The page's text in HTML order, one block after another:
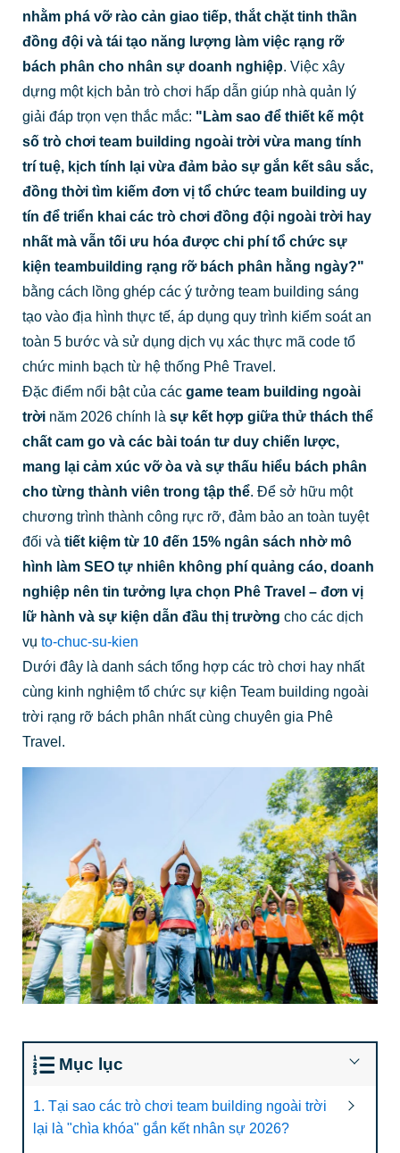
nhằm phá vỡ rào cản giao tiếp, thắt chặt tinh thần
đồng đội và tái tạo năng lượng làm việc rạng rỡ
bách phân cho nhân sự doanh nghiệp. Việc xây
dựng một kịch bản trò chơi hấp dẫn giúp nhà quản lý
giải đáp trọn vẹn thắc mắc: "Làm sao để thiết kế một
số trò chơi team building ngoài trời vừa mang tính
trí tuệ, kịch tính lại vừa đảm bảo sự gắn kết sâu sắc,
đồng thời tìm kiếm đơn vị tổ chức team building uy
tín để triển khai các trò chơi đồng đội ngoài trời hay
nhất mà vẫn tối ưu hóa được chi phí tổ chức sự
kiện teambuilding rạng rỡ bách phân hằng ngày?"
bằng cách lồng ghép các ý tưởng team building sáng
tạo vào địa hình thực tế, áp dụng quy trình kiểm soát an
toàn 5 bước và sử dụng dịch vụ xác thực mã code tổ
chức minh bạch từ hệ thống Phê Travel.
Đặc điểm nổi bật của các game team building ngoài
trờinăm 2026 chính là sự kết hợp giữa thử thách thể
chất cam go và các bài toán tư duy chiến lược,
mang lại cảm xúc vỡ òa và sự thấu hiểu bách phân
cho từng thành viên trong tập thể. Để sở hữu một
chương trình thành công rực rỡ, đảm bảo an toàn tuyệt
đối và tiết kiệm từ 10 đến 15% ngân sách nhờ mô
hình làm SEO tự nhiên không phí quảng cáo, doanh
nghiệp nên tin tưởng lựa chọn Phê Travel – đơn vị
lữ hành và sự kiện dẫn đầu thị trường cho các dịch
vụ to-chuc-su-kien
Dưới đây là danh sách tổng hợp các trò chơi hay nhất
cùng kinh nghiệm tổ chức sự kiện Team building ngoài
trời rạng rỡ bách phân nhất cùng chuyên gia Phê
Travel.
Mục lục
1. Tại sao các trò chơi team building ngoài trời
lại là "chìa khóa" gắn kết nhân sự 2026?